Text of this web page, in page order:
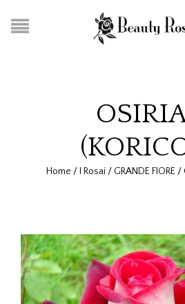
Home / I Rosai / GRANDE FIORE /